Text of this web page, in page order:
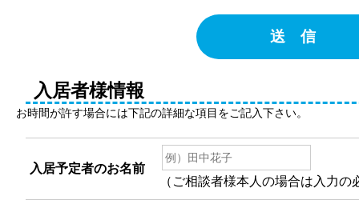
送 信
入居者様情報
お時間が許す場合には下記の詳細な項目をご記入下さい。
入居予定者のお名前
（ご相談者様本人の場合は入力